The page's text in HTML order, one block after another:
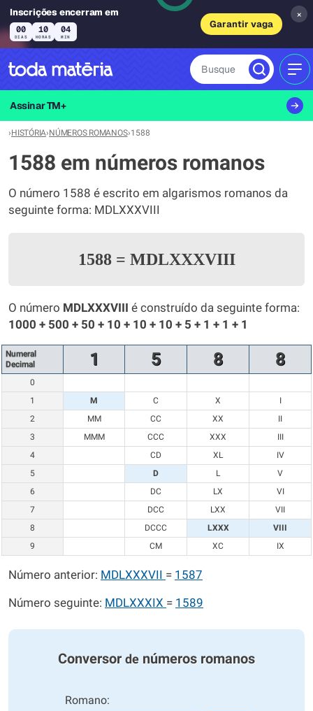
Inscrições encerram em
00
DIAS
10
HORAS
04
MIN
Garantir vaga
×
Busque
Assinar TM+
›HISTÓRIA›NÚMEROS ROMANOS›1588
1588 em números romanos
O número 1588 é escrito em algarismos romanos da
seguinte forma: MDLXXXVIII
1588 = MDLXXXVIII
O número MDLXXXVIII é construído da seguinte forma:
1000 + 500 + 50 + 10 + 10 + 10 + 5 + 1 + 1 + 1
Numeral
Decimal
1 5 8 8
0
1
M C X
I
2
MM CC XX
II
3
MMM CCC XXX
III
4
CD XL
IV
5
D L
V
6
DC LX
VI
7
DCC LXX
VII
8
DCCC LXXX
VIII
9
CM XC IX
Número anterior: MDLXXXVII = 1587
Número seguinte: MDLXXXIX = 1589
Conversor de números romanos
Romano: